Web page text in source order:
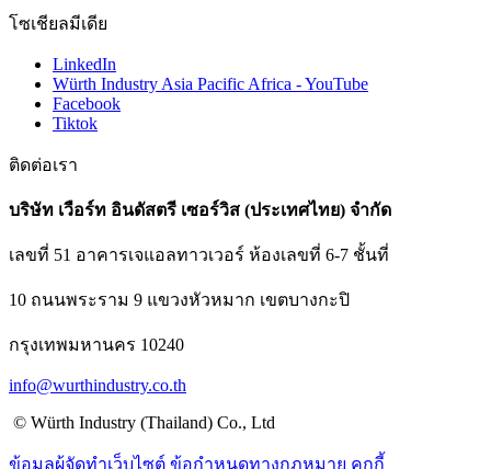
โซเชียลมีเดีย
LinkedIn
Würth Industry Asia Pacific Africa - YouTube
Facebook
Tiktok
ติดต่อเรา
บริษัท เวือร์ท อินดัสตรี เซอร์วิส (ประเทศไทย) จำกัด
เลขที่ 51 อาคารเจแอลทาวเวอร์ ห้องเลขที่ 6-7 ชั้นที่
10 ถนนพระราม 9 แขวงหัวหมาก เขตบางกะปิ
กรุงเทพมหานคร 10240
info@wurthindustry.co.th
© Würth Industry (Thailand) Co., Ltd
ข้อมูลผู้จัดทำเว็บไซต์ ข้อกำหนดทางกฎหมาย คุกกี้